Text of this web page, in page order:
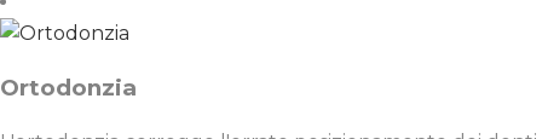
Ortodonzia